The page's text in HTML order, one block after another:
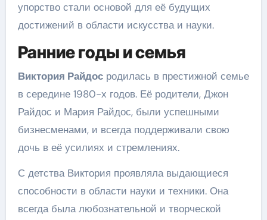
упорство стали основой для её будущих
достижений в области искусства и науки.
Ранние годы и семья
Виктория Райдосродилась в престижной семье
в середине 1980-х годов. Её родители, Джон
Райдос и Мария Райдос, были успешными
бизнесменами, и всегда поддерживали свою
дочь в её усилиях и стремлениях.
С детства Виктория проявляла выдающиеся
способности в области науки и техники. Она
всегда была любознательной и творческой